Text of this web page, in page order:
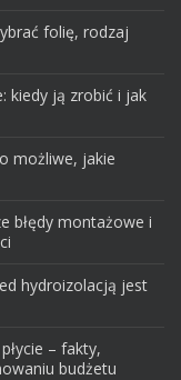
folię, rodzaj
kiedy ją zrobić i jak
możliwe, jakie
błędy montażowe i
hydroizolacją jest
– fakty,
budżetu